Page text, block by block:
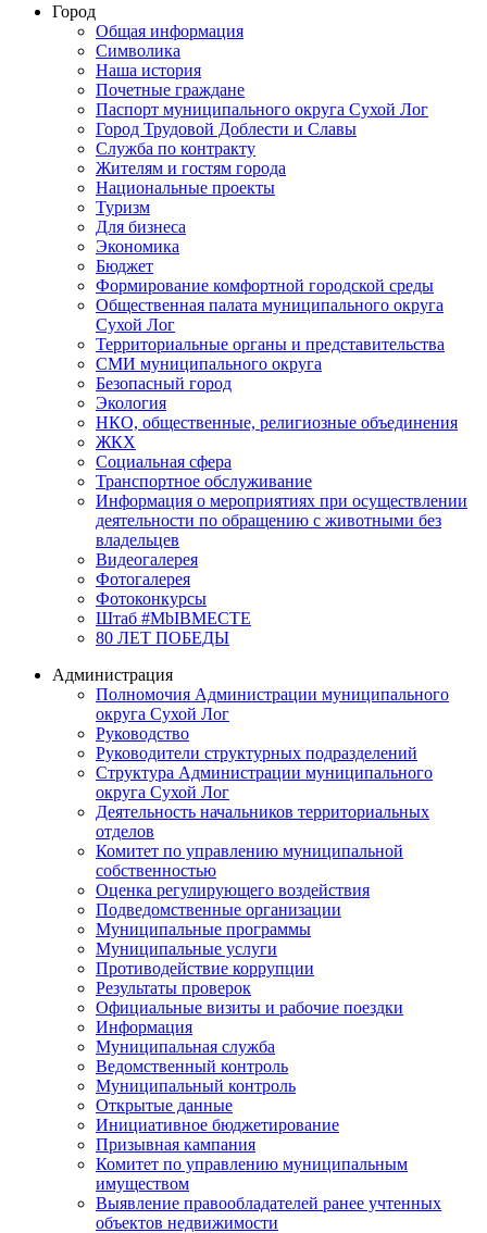
Город
Общая информация
Символика
Наша история
Почетные граждане
Паспорт муниципального округа Сухой Лог
Город Трудовой Доблести и Славы
Служба по контракту
Жителям и гостям города
Национальные проекты
Туризм
Для бизнеса
Экономика
Бюджет
Формирование комфортной городской среды
Общественная палата муниципального округа
Сухой Лог
Территориальные органы и представительства
СМИ муниципального округа
Безопасный город
Экология
НКО, общественные, религиозные объединения
ЖКХ
Социальная сфера
Транспортное обслуживание
Информация о мероприятиях при осуществлении
деятельности по обращению с животными без
владельцев
Видеогалерея
Фотогалерея
Фотоконкурсы
Штаб #MbIBMECTE
80 ЛЕТ ПОБЕДЫ
Администрация
Полномочия Администрации муниципального
округа Сухой Лог
Руководство
Руководители структурных подразделений
Структура Администрации муниципального
округа Сухой Лог
Деятельность начальников территориальных
отделов
Комитет по управлению муниципальной
собственностью
Оценка регулирующего воздействия
Подведомственные организации
Муниципальные программы
Муниципальные услуги
Противодействие коррупции
Результаты проверок
Официальные визиты и рабочие поездки
Информация
Муниципальная служба
Ведомственный контроль
Муниципальный контроль
Открытые данные
Инициативное бюджетирование
Призывная кампания
Комитет по управлению муниципальным
имуществом
Выявление правообладателей ранее учтенных
объектов недвижимости